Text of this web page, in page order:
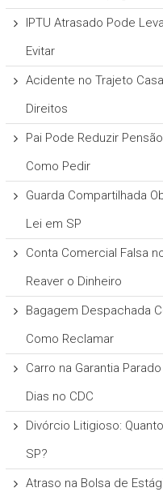
IPTU Atrasado Pode
Evitar
Acidente no Trajeto
Direitos
Pai Pode Reduzir
Como Pedir
Guarda Compartilhada
Lei em SP
Conta Comercial Falsa
Reaver o Dinheiro
Bagagem Despachada
Como Reclamar
Carro na Garantia
Dias no CDC
Divórcio Litigioso:
SP?
Atraso na Bolsa de